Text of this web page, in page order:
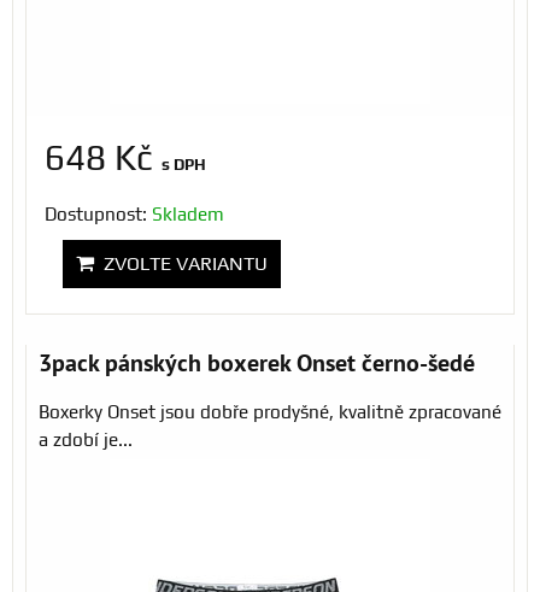
648 Kč s DPH
Dostupnost: Skladem
ZVOLTE VARIANTU
3pack pánských boxerek Onset černo-šedé
Boxerky Onset jsou dobře prodyšné, kvalitně zpracované
a zdobí je...